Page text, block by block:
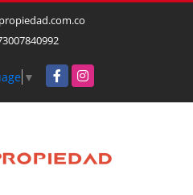
▼ FacebookInstagram